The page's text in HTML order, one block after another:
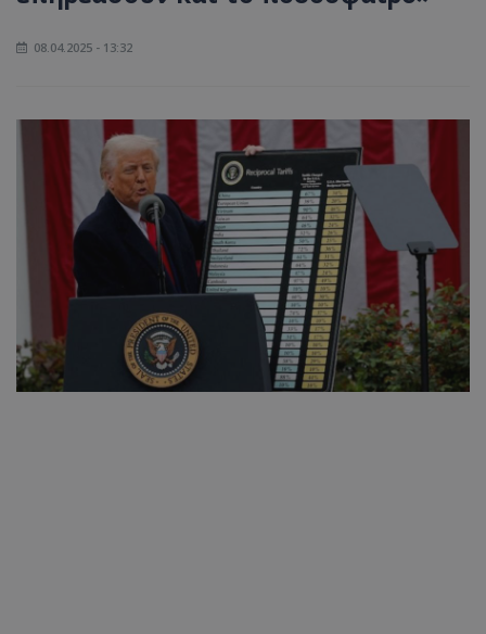
08.04.2025 - 13:32